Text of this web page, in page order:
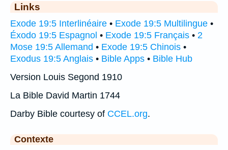
Links
Exode 19:5 Interlinéaire • Exode 19:5 Multilingue •
Éxodo 19:5 Espagnol • Exode 19:5 Français • 2
Mose 19:5 Allemand • Exode 19:5 Chinois •
Exodus 19:5 Anglais • Bible Apps • Bible Hub
Version Louis Segond 1910
La Bible David Martin 1744
Darby Bible courtesy of CCEL.org.
Contexte